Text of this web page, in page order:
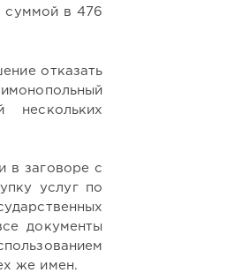
суммой в 476
отказать
нескольких
в заговоре с
услуг по
документы
же имен.